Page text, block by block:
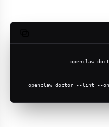
openclaw
openclaw doctor --lint --